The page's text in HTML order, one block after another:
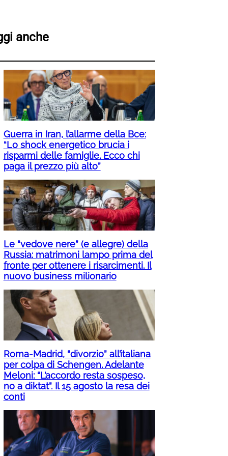
anche
Guerra in Iran, l’allarme della Bce:
“Lo shock energetico brucia i
risparmi delle famiglie. Ecco chi
paga il prezzo più alto”
Le “vedove nere” (e allegre) della
Russia: matrimoni lampo prima del
fronte per ottenere i risarcimenti. Il
nuovo business milionario
Roma-Madrid, “divorzio” all’italiana
per colpa di Schengen. Adelante
Meloni: “L’accordo resta sospeso,
no a diktat”. Il 15 agosto la resa dei
conti